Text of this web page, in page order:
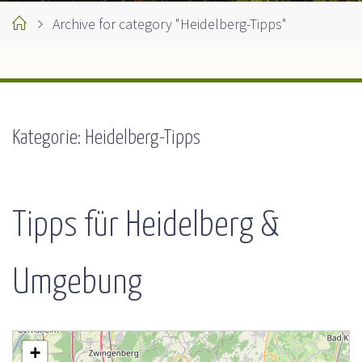
HomeArchive for category "Heidelberg-Tipps"
Kategorie: Heidelberg-Tipps
Tipps für Heidelberg &
Umgebung
+